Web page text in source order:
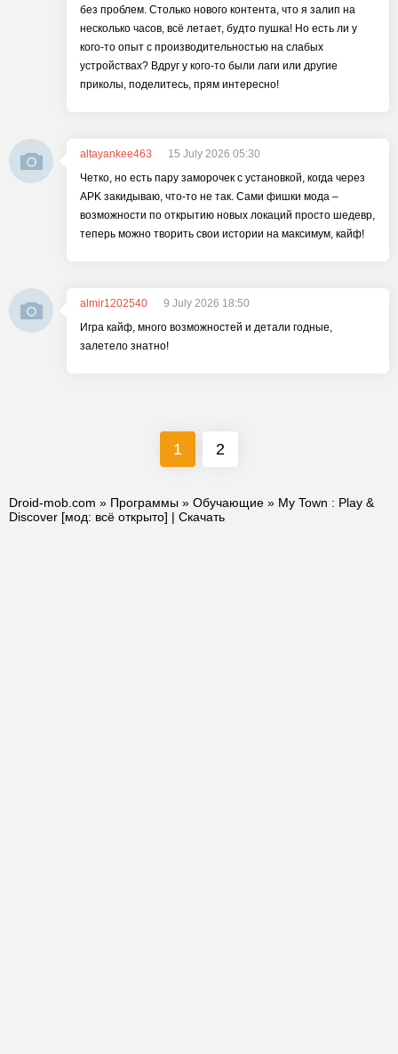
без проблем. Столько нового контента, что я залип на
несколько часов, всё летает, будто пушка! Но есть ли у
кого-то опыт с производительностью на слабых
устройствах? Вдруг у кого-то были лаги или другие
приколы, поделитесь, прям интересно!
altayankee463
15 July 2026 05:30
Четко, но есть пару заморочек с установкой, когда через
APK закидываю, что-то не так. Сами фишки мода –
возможности по открытию новых локаций просто шедевр,
теперь можно творить свои истории на максимум, кайф!
almir1202540
9 July 2026 18:50
Игра кайф, много возможностей и детали годные,
залетело знатно!
1 2
Droid-mob.com » Программы » Обучающие » My Town : Play &
Discover [мод: всё открыто] | Скачать